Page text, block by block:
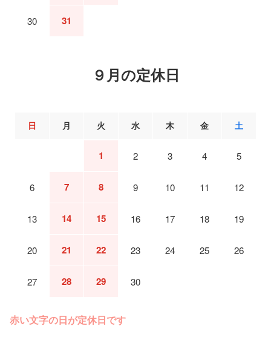
30 31
９月の定休日
日 月 火 水 木 金 土
1 2 3 4 5
6 7 8 9 10 11 12
13 14 15 16 17 18 19
20 21 22 23 24 25 26
27 28 29 30
赤い文字の日が定休日です